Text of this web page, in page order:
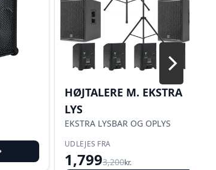
HØJTALERE M. EKSTRA
LYS
EKSTRA LYSBAR OG OPLYS
UDLEJES FRA
1,7993,200kr.